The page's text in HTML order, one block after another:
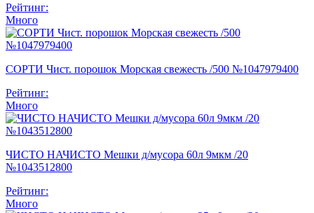
Рейтинг:
Много
СОРТИ Чист. порошок Морская свежесть /500 №1047979400
Рейтинг:
Много
ЧИСТО НАЧИСТО Мешки д/мусора 60л 9мкм /20
№1043512800
Рейтинг:
Много